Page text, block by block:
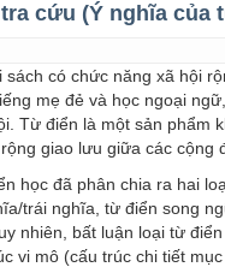
cứu (Ý nghĩa của
sách có chức năng xã hội
mẹ đẻ và học ngoại
Từ điển là một sản phẩm
giao lưu giữa các cộng
học đã phân chia ra hai
trái nghĩa, từ điển song
nhiên, bất luận loại từ
vi mô (cấu trúc chi tiết